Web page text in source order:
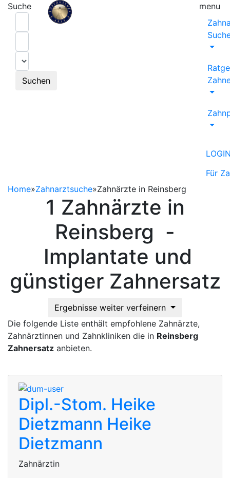
Suche
Suchen
menu
Für
Home»Zahnarztsuche»Zahnärzte in Reinsberg
1 Zahnärzte in
Reinsberg -
Implantate und
günstiger Zahnersatz
Ergebnisse weiter verfeinern
Die folgende Liste enthält empfohlene Zahnärzte,
Zahnärztinnen und Zahnkliniken die in Reinsberg
Zahnersatz anbieten.
Dipl.-Stom. Heike
Dietzmann Heike
Dietzmann
Zahnärztin